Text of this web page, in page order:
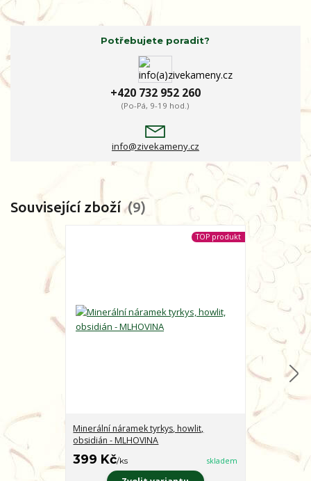
Potřebujete poradit?
+420 732 952 260
(Po-Pá, 9-19 hod.)
info@zivekameny.cz
Související zboží 9
TOP produkt
Minerální náramek tyrkys, howlit,
obsidián - MLHOVINA
399 Kč/ks skladem
CHARAKTER
399 Kč/